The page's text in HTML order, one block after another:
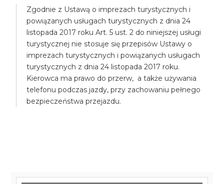
Zgodnie z Ustawą o imprezach turystycznych i
powiązanych usługach turystycznych z dnia 24
listopada 2017 roku Art. 5 ust. 2 do niniejszej usługi
turystycznej nie stosuje się przepisów Ustawy o
imprezach turystycznych i powiązanych usługach
turystycznych z dnia 24 listopada 2017 roku.
Kierowca ma prawo do przerw, a także używania
telefonu podczas jazdy, przy zachowaniu pełnego
bezpieczeństwa przejazdu.